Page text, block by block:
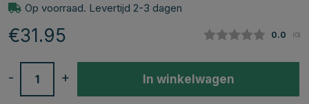
Op voorraad. Levertijd 2-3 dagen
€31.95 0.0 (0)
+
- In winkelwagen